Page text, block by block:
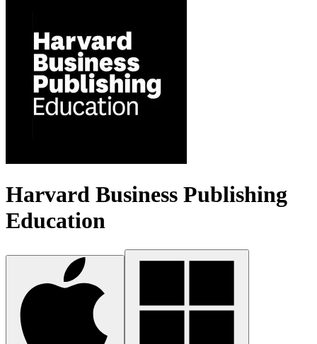
Harvard Business Publishing
Education